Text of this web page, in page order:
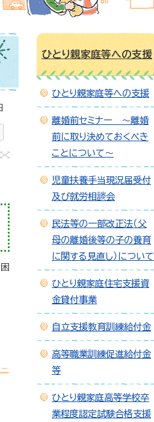
ひとり親家庭等への支援
ひとり親家庭等への支援
離婚前セミナー ～離婚
前に取り決めておくべき
ことについて～
児童扶養手当現況届受付
及び就労相談会
民法等の一部改正法（父
母の離婚後等の子の養育
に関する見直し）について
ひとり親家庭住宅支援資
金貸付事業
自立支援教育訓練給付金
高等職業訓練促進給付金
等
ひとり親家庭高等学校卒
業程度認定試験合格支援